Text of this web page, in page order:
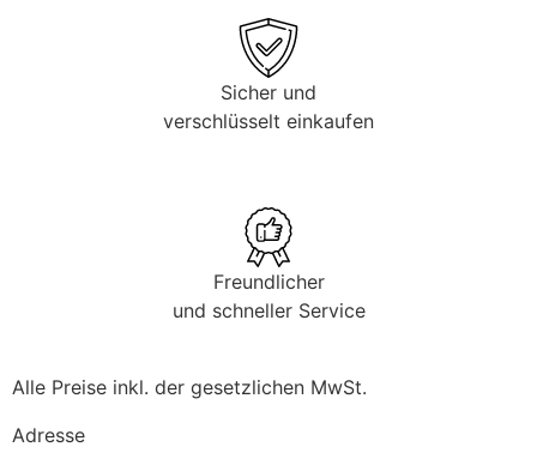
Sicher und
verschlüsselt einkaufen
Freundlicher
und schneller Service
Alle Preise inkl. der gesetzlichen MwSt.
Adresse